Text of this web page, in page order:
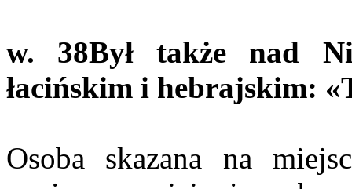
w. 38Był także nad
łacińskim i hebrajskim:
Osoba skazana na